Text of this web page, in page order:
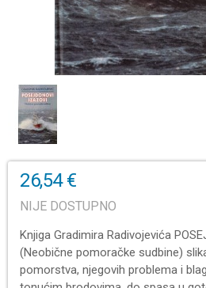
26,54 €
NIJE DOSTUPNO
Knjiga Gradimira Radivojevića
(Neobične pomoračke sudbine)
pomorstva, njegovih problema i